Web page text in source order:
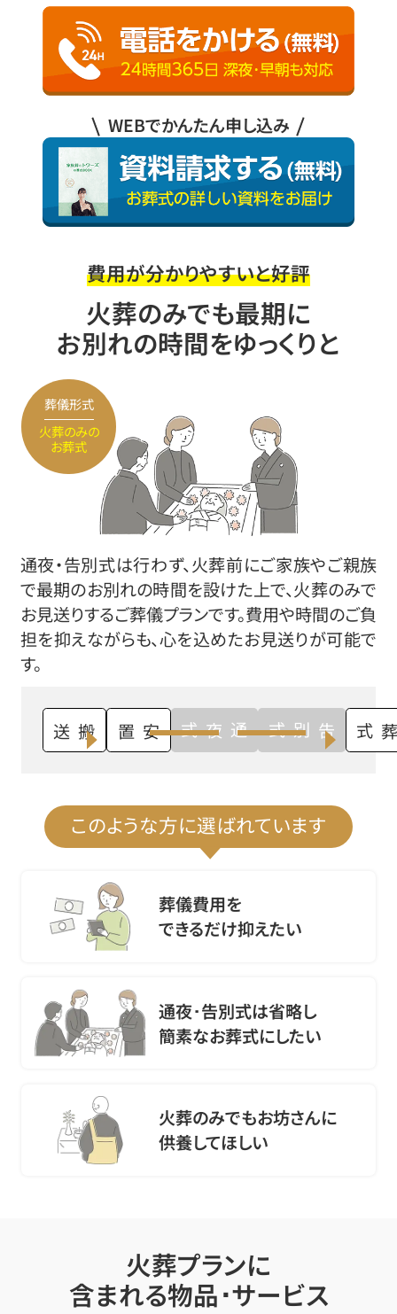
WEBでかんたん申し込み
費用が分かりやすいと好評
火葬のみでも最期に
お別れの時間をゆっくりと
葬儀形式
火葬のみの
お葬式
通夜・告別式は行わず、火葬前にご家族やご親族
で最期のお別れの時間を設けた上で、火葬のみで
お見送りするご葬儀プランです。費用や時間のご負
担を抑えながらも、心を込めたお見送りが可能で
す。
搬送 安置 通夜式 告別式 火葬式
このような方に選ばれています
葬儀費用を
できるだけ抑えたい
通夜･告別式は省略し
簡素なお葬式にしたい
火葬のみでもお坊さんに
供養してほしい
火葬プランに
含まれる物品･サービス